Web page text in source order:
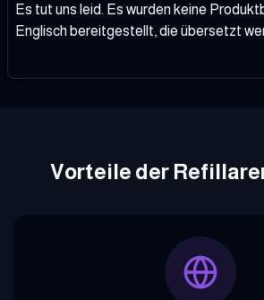
Es tut uns leid. Es wurden keine
Englisch bereitgestellt, die übersetzt
Vorteile der